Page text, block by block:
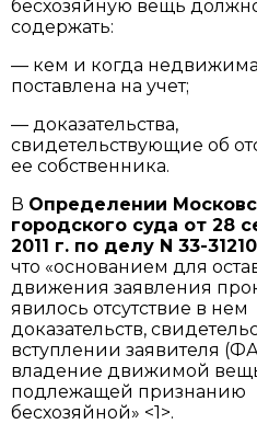
бесхозяйную вещь
содержать:
— кем и когда
поставлена на учет;
— доказательства,
свидетельствующие об
ее собственника.
В Определении
городского суда от 28
2011 г. по делу N 33-31210
что «основанием для
движения заявления
явилось отсутствие в нем
доказательств,
вступлении заявителя
владение движимой
подлежащей признанию
бесхозяйной» <1>.